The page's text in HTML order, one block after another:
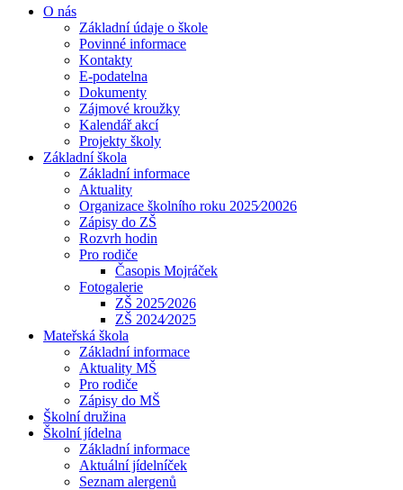
O nás
Základní údaje o škole
Povinné informace
Kontakty
E-podatelna
Dokumenty
Zájmové kroužky
Kalendář akcí
Projekty školy
Základní škola
Základní informace
Aktuality
Organizace školního roku 2025⁄20026
Zápisy do ZŠ
Rozvrh hodin
Pro rodiče
Časopis Mojráček
Fotogalerie
ZŠ 2025⁄2026
ZŠ 2024⁄2025
Mateřská škola
Základní informace
Aktuality MŠ
Pro rodiče
Zápisy do MŠ
Školní družina
Školní jídelna
Základní informace
Aktuální jídelníček
Seznam alergenů